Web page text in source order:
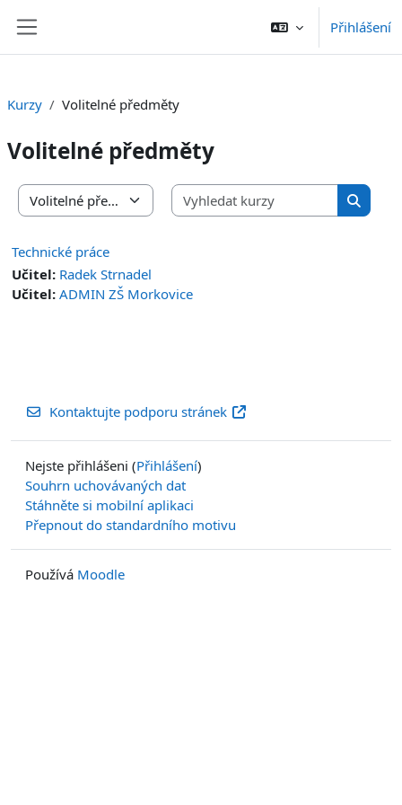
Přihlášení
Kurzy Volitelné předměty
Volitelné předměty
Kategorie kurzů
Vyhledat
Technické práce
Učitel: Radek Strnadel
Učitel: ADMIN ZŠ Morkovice
Kontaktujte podporu stránek
Nejste přihlášeni (Přihlášení)
Souhrn uchovávaných dat
Stáhněte si mobilní aplikaci
Přepnout do standardního motivu
Používá Moodle